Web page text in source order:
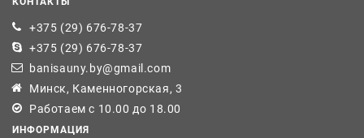
+375 (29) 676-78-37
+375 (29) 676-78-37
banisauny.by@gmail.com
Минск, Каменногорская, 3
Работаем с 10.00 до 18.00
ИНФОРМАЦИЯ